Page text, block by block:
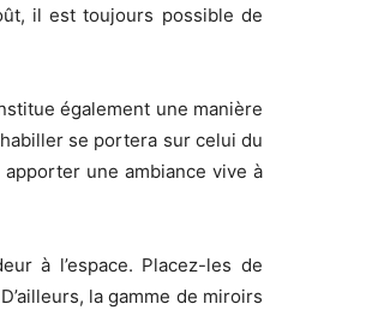
il est toujours possible de
également une manière
se portera sur celui du
une ambiance vive à
à l’espace. Placez-les de
la gamme de miroirs